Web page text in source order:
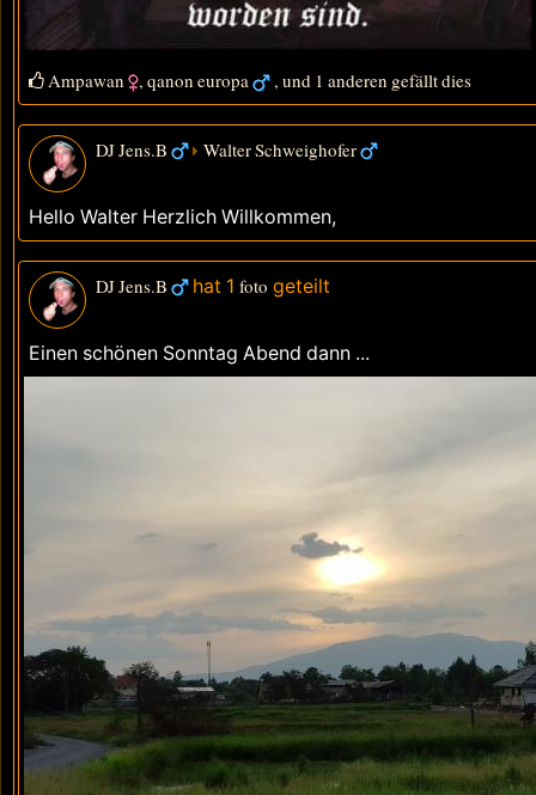
Ampawan , qanon europa , und 1 anderen gefällt dies
DJ Jens.B Walter Schweighofer
Hello Walter Herzlich Willkommen,
DJ Jens.B hat 1 foto geteilt
Einen schönen Sonntag Abend dann ...